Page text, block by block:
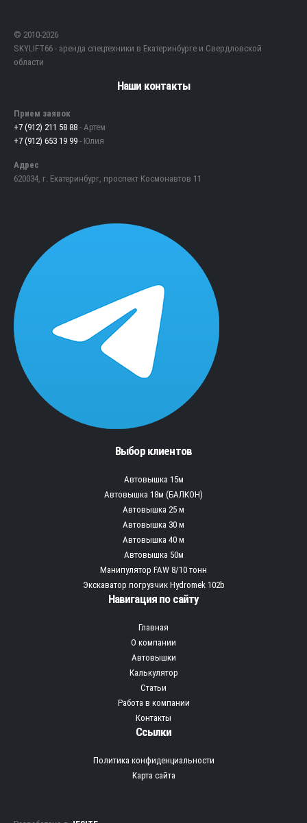
© 2010-2026
SKYLIFT66 - аренда спецтехники в Екатеринбурге и Свердловской
области
Наши контакты
Прием заявок
+7 (912) 211 58 88 - Артем
+7 (912) 653 19 99 - Юлия
Адрес
620034, г. Екатеринбург, проспект Космонавтов 11
Выбор клиентов
Автовышка 15м
Автовышка 18м (БАЛКОН)
Автовышка 25 м
Автовышка 30 м
Автовышка 40 м
Автовышка 50м
Манипулятор FAW 8/10 тонн
Экскаватор погрузчик Hydromek 102b
Навигация по сайту
Главная
О компании
Автовышки
Калькулятор
Статьи
Работа в компании
Контакты
Ссылки
Политика конфиденциальности
Карта сайта